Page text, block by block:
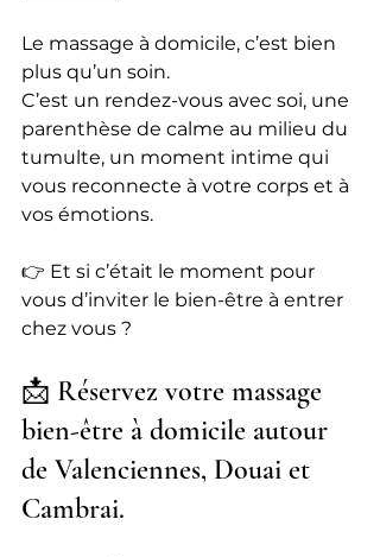
Le massage à domicile, c’est bien
plus qu’un soin.
C’est un rendez-vous avec soi, une
parenthèse de calme au milieu du
tumulte, un moment intime qui
vous reconnecte à votre corps et à
vos émotions.
👉 Et si c’était le moment pour
vous d’inviter le bien-être à entrer
chez vous ?
📩 Réservez votre massage
bien-être à domicile autour
de Valenciennes, Douai et
Cambrai.